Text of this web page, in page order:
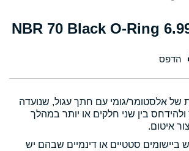
של אלסטומר/גומי עם חתך עגול, שנועדה
בין שני חלקים או יותר במהלך
איטום.
ביישומים סטטיים או דינמיים שבהם יש